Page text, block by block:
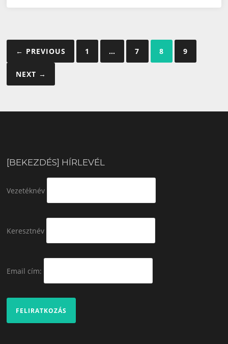
Bejegyzés
navigáció
← PREVIOUS 1 … 7 8 9
NEXT →
[BEKEZDÉS] HÍRLEVÉL
Vezetéknév
Keresztnév
Email cím: